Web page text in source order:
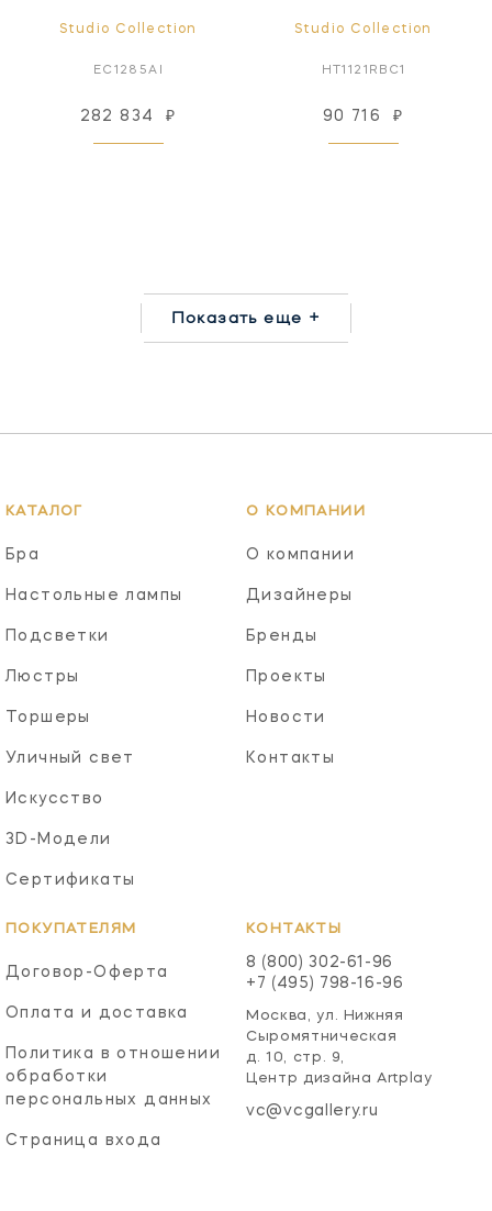
Studio Collection
EC1285AI
282 834 ₽
Studio Collection
HT1121RBC1
90 716 ₽
Показать еще +
КАТАЛОГ
Бра
Настольные лампы
Подсветки
Люстры
Торшеры
Уличный свет
Искусство
3D-Модели
Сертификаты
О КОМПАНИИ
О компании
Дизайнеры
Бренды
Проекты
Новости
Контакты
ПОКУПАТЕЛЯМ
Договор-Оферта
Оплата и доставка
Политика в отношении
обработки
персональных данных
Страница входа
КОНТАКТЫ
8 (800) 302-61-96
+7 (495) 798-16-96
Москва, ул. Нижняя
Сыромятническая
д. 10, стр. 9,
Центр дизайна Artplay
vc@vcgallery.ru